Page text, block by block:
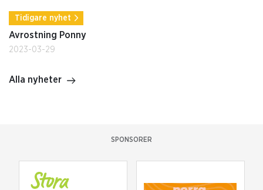
Tidigare nyhet
Avrostning Ponny
2023-03-29
Alla nyheter
SPONSORER